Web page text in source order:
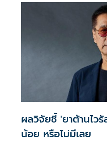
ผลวิจัยชี้ 'ยาต้านไว
น้อย หรือไม่มีเลย